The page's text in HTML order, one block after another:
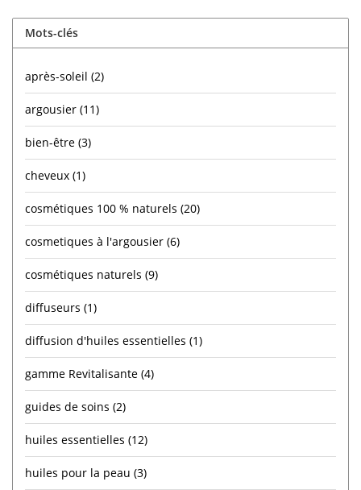
Mots-clés
après-soleil (2)
argousier (11)
bien-être (3)
cheveux (1)
cosmétiques 100 % naturels (20)
cosmetiques à l'argousier (6)
cosmétiques naturels (9)
diffuseurs (1)
diffusion d'huiles essentielles (1)
gamme Revitalisante (4)
guides de soins (2)
huiles essentielles (12)
huiles pour la peau (3)